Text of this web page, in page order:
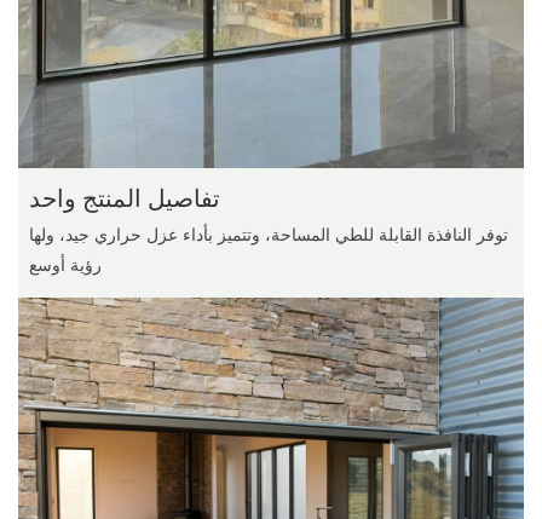
تفاصيل المنتج واحد
توفر النافذة القابلة للطي المساحة، وتتميز بأداء عزل حراري جيد، ولها
رؤية أوسع